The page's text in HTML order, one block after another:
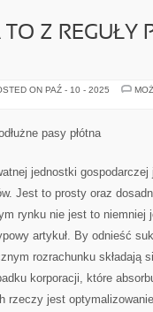
TO Z REGUŁY
ON PAŹ - 10 - 2025
pasy płótna
jednostki
Jest to prosty oraz
rynku nie jest to niemniej
artykuł. By odnieść
rozrachunku składają
korporacji, które
rzeczy jest